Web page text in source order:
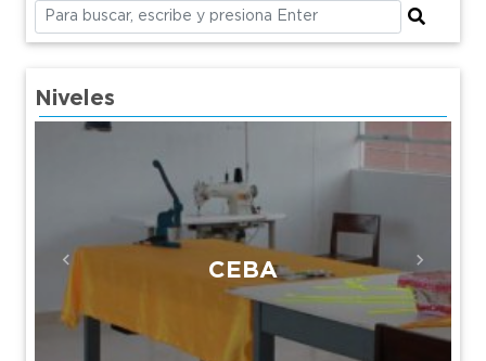
Niveles
CEBA
Previous Next